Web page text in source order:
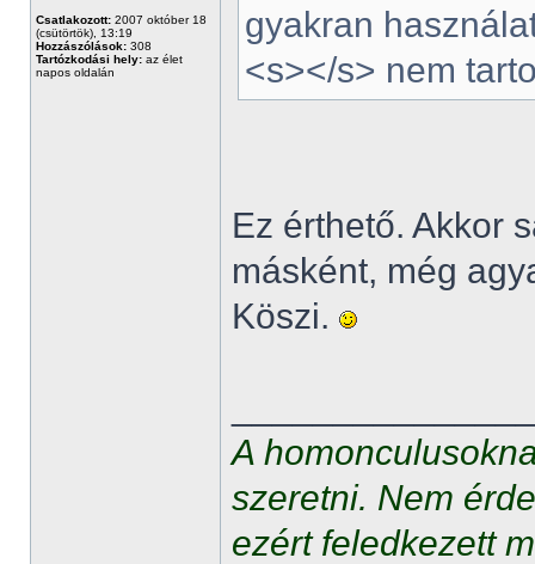
Csatlakozott: 2007 október 18
(csütörtök), 13:19
Hozzászólások: 308
Tartózkodási hely: az élet
napos oldalán
gyakran
<s></s> nem
Ez érthető. Akkor
másként, még
Köszi.
A
szeretni. Nem
ezért feledkezett